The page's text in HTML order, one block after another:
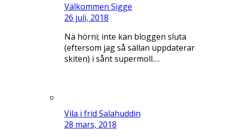
Välkommen Sigge
26 juli, 2018
Nä hörni; inte kan bloggen sluta
(eftersom jag så sällan uppdaterar
skiten) i sånt supermoll.…
Vila i frid Salahuddin
28 mars, 2018